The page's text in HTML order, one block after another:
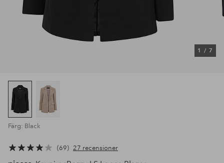
1 / 7
Färg: Black
69 27 recensioner